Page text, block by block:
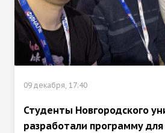
09 декабря, 17:40
Студенты Новгородского
разработали программу